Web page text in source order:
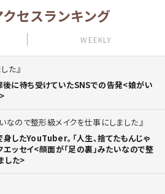
クセスランキング
WEEKLY
た
後に待ち受けていたSNSでの告発<娘がい
なので整形級メイクを仕事にしました
身したYouTuber。「人生、捨てたもんじゃ
エッセイ<顔面が「足の裏」みたいなので整
した>